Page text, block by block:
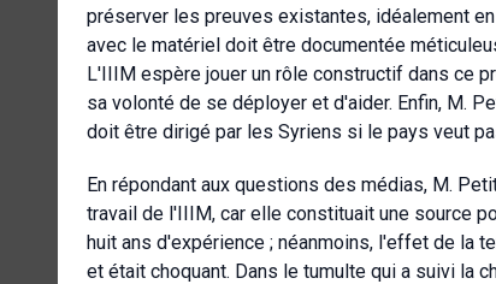
préserver les preuves existantes, idéalement
avec le matériel doit être documentée
L'IIIM espère jouer un rôle constructif dans ce
sa volonté de se déployer et d'aider. Enfin, M.
doit être dirigé par les Syriens si le pays veut
En répondant aux questions des médias, M.
travail de l'IIIM, car elle constituait une source
huit ans d'expérience ; néanmoins, l'effet de la
et était choquant. Dans le tumulte qui a suivi la